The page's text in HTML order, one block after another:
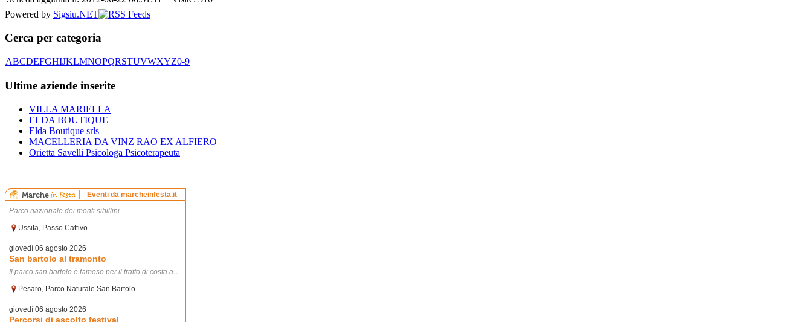
Powered by Sigsiu.NET
Cerca per categoria
ABCDEFGHIJKLMNOPQRSTUVWXYZ0-9
Ultime aziende inserite
VILLA MARIELLA
ELDA BOUTIQUE
Elda Boutique srls
MACELLERIA DA VINZ RAO EX ALFIERO
Orietta Savelli Psicologa Psicoterapeuta